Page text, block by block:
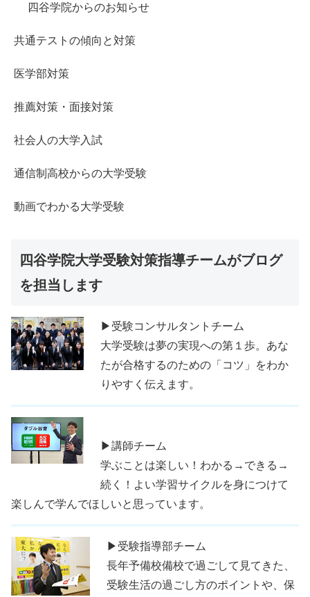
四谷学院からのお知らせ
共通テストの傾向と対策
医学部対策
推薦対策・面接対策
社会人の大学入試
通信制高校からの大学受験
動画でわかる大学受験
四谷学院大学受験対策指導チームがブログ
を担当します
▶受験コンサルタントチーム
大学受験は夢の実現への第１歩。あな
たが合格するのための「コツ」をわか
りやすく伝えます。
▶講師チーム
学ぶことは楽しい！わかる→できる→
続く！よい学習サイクルを身につけて
楽しんで学んでほしいと思っています。
▶受験指導部チーム
長年予備校備校で過ごして見てきた、
受験生活の過ごし方のポイントや、保